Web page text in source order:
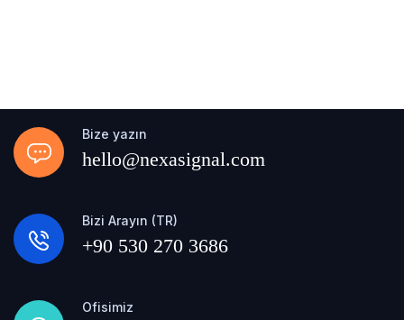
Bize yazın
hello@nexasignal.com
Bizi Arayın (TR)
+90 530 270 3686
Ofisimiz